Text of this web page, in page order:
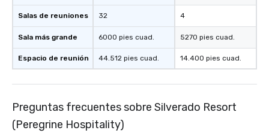
Salas de reuniones
Sala más grande
Espacio de reunión
32
6000 pies cuad.
44.512 pies cuad.
4
5270 pies cuad.
14.400 pies cuad.
Preguntas frecuentes sobre Silverado Resort
(Peregrine Hospitality)